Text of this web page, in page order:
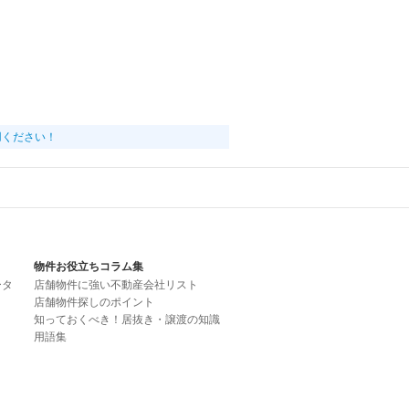
ださい！
物件お役立ちコラム集
店舗物件に強い不動産会社リスト
店舗物件探しのポイント
知っておくべき！居抜き・譲渡の知識
用語集